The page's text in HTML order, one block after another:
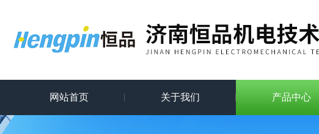
网站首页 关于我们 产品中心